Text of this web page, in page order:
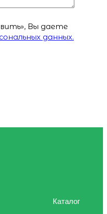
Вы даете
данных.
Каталог